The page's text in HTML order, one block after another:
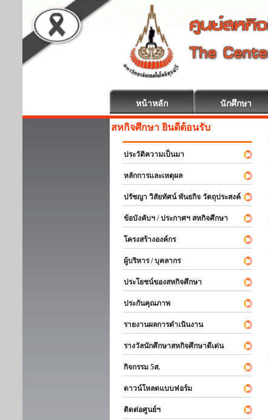
หน้าหลัก นักศึกษา
สหกิจศึกษา ยินดีต้อนรับ
ประวัติความเป็นมา
หลักการและเหตุผล
ปรัชญา วิสัยทัศน์ พันธกิจ วัตถุประสงค์
ข้อบังคับฯ / ประกาศฯ สหกิจศึกษา
โครงสร้างองค์กร
ผู้บริหาร / บุคลากร
ประโยชน์ของสหกิจศึกษา
ประกันคุณภาพ
รายงานผลการดำเนินงาน
รางวัลนักศึกษาสหกิจศึกษาดีเด่น
กิจกรรม 5ส.
ดาวน์โหลดแบบฟอร์ม
ติดต่อศูนย์ฯ